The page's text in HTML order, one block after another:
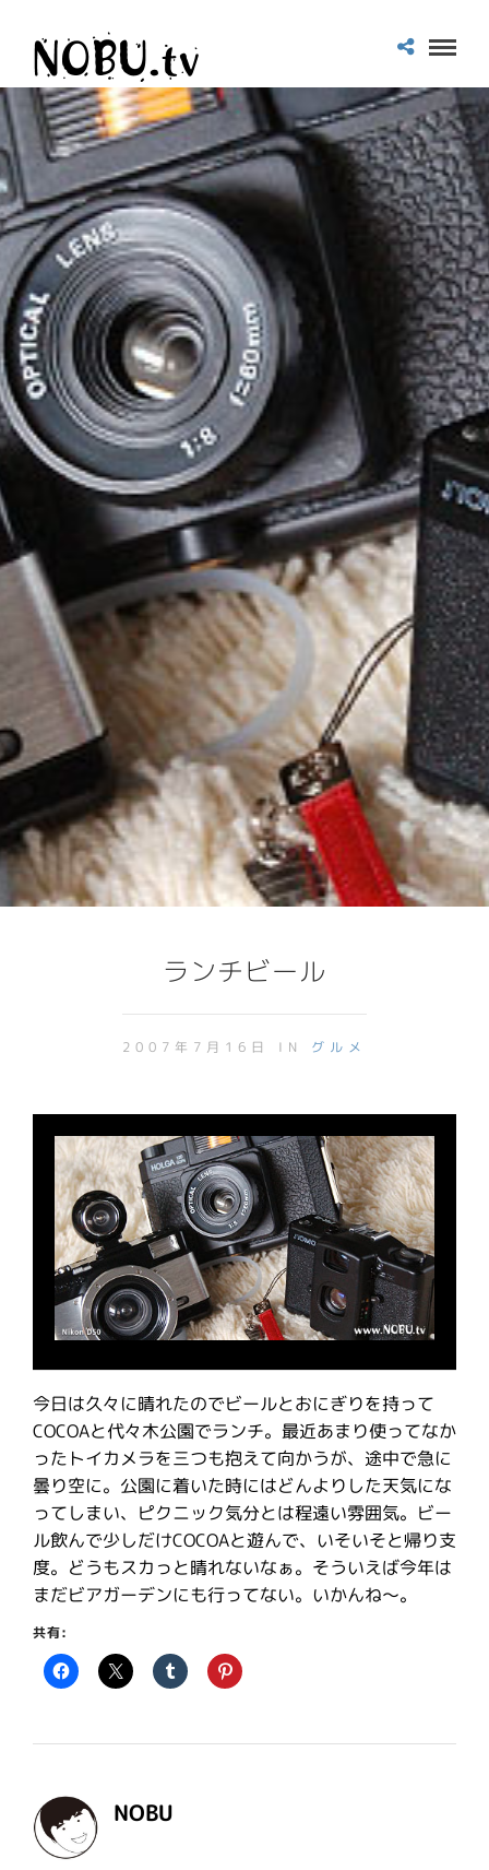
ランチビール
2007年7月16日 IN グルメ
今日は久々に晴れたのでビールとおにぎりを持って
COCOAと代々木公園でランチ。最近あまり使ってなか
ったトイカメラを三つも抱えて向かうが、途中で急に
曇り空に。公園に着いた時にはどんよりした天気にな
ってしまい、ピクニック気分とは程遠い雰囲気。ビー
ル飲んで少しだけCOCOAと遊んで、いそいそと帰り支
度。どうもスカっと晴れないなぁ。そういえば今年は
まだビアガーデンにも行ってない。いかんね〜。
共有:
NOBU